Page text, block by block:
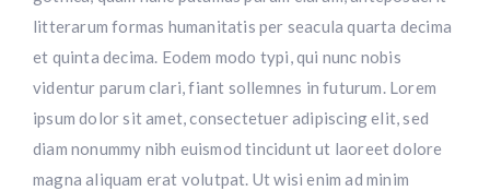
litterarum formas humanitatis per seacula quarta decima
et quinta decima. Eodem modo typi, qui nunc nobis
videntur parum clari, fiant sollemnes in futurum. Lorem
ipsum dolor sit amet, consectetuer adipiscing elit, sed
diam nonummy nibh euismod tincidunt ut laoreet dolore
magna aliquam erat volutpat. Ut wisi enim ad minim